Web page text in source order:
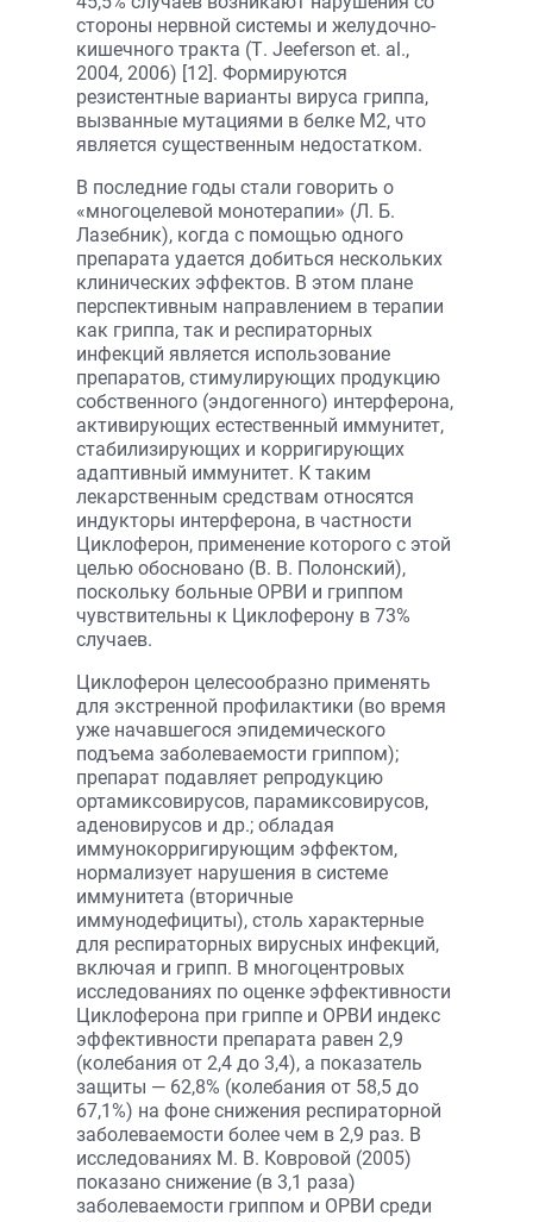
стороны нервной системы и желудочно-
кишечного тракта (Т. Jeeferson et. al.,
2004, 2006) [12]. Формируются
резистентные варианты вируса гриппа,
вызванные мутациями в белке М2, что
является существенным недостатком.
В последние годы стали говорить о
«многоцелевой монотерапии» (Л. Б.
Лазебник), когда с помощью одного
препарата удается добиться нескольких
клинических эффектов. В этом плане
перспективным направлением в терапии
как гриппа, так и респираторных
инфекций является использование
препаратов, стимулирующих продукцию
собственного (эндогенного) интерферона,
активирующих естественный иммунитет,
стабилизирующих и корригирующих
адаптивный иммунитет. К таким
лекарственным средствам относятся
индукторы интерферона, в частности
Циклоферон, применение которого с этой
целью обосновано (В. В. Полонский),
поскольку больные ОРВИ и гриппом
чувствительны к Циклоферону в 73%
случаев.
Циклоферон целесообразно применять
для экстренной профилактики (во время
уже начавшегося эпидемического
подъема заболеваемости гриппом);
препарат подавляет репродукцию
ортамиксовирусов, парамиксовирусов,
аденовирусов и др.; обладая
иммунокорригирующим эффектом,
нормализует нарушения в системе
иммунитета (вторичные
иммунодефициты), столь характерные
для респираторных вирусных инфекций,
включая и грипп. В многоцентровых
исследованиях по оценке эффективности
Циклоферона при гриппе и ОРВИ индекс
эффективности препарата равен 2,9
(колебания от 2,4 до 3,4), а показатель
защиты — 62,8% (колебания от 58,5 до
67,1%) на фоне снижения респираторной
заболеваемости более чем в 2,9 раз. В
исследованиях М. В. Ковровой (2005)
показано снижение (в 3,1 раза)
заболеваемости гриппом и ОРВИ среди